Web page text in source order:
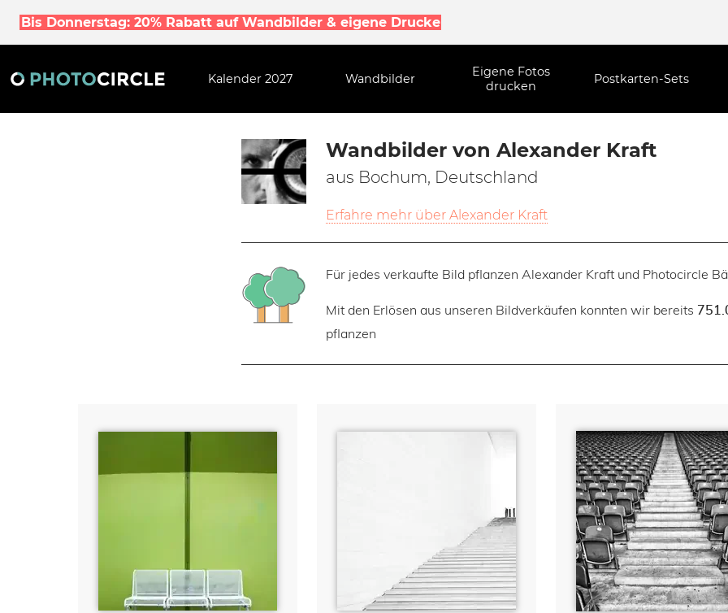
Bis Donnerstag: 20% Rabatt auf Wandbilder & eigene Drucke
Kalender 2027 Wandbilder
Eigene Fotos
drucken
Postkarten-Sets
Wandbilder von Alexander Kraft
aus Bochum, Deutschland
Erfahre mehr über Alexander Kraft
Für jedes verkaufte Bild pflanzen Alexander Kraft und Photocircle
Mit den Erlösen aus unseren Bildverkäufen konnten wir bereits
pflanzen